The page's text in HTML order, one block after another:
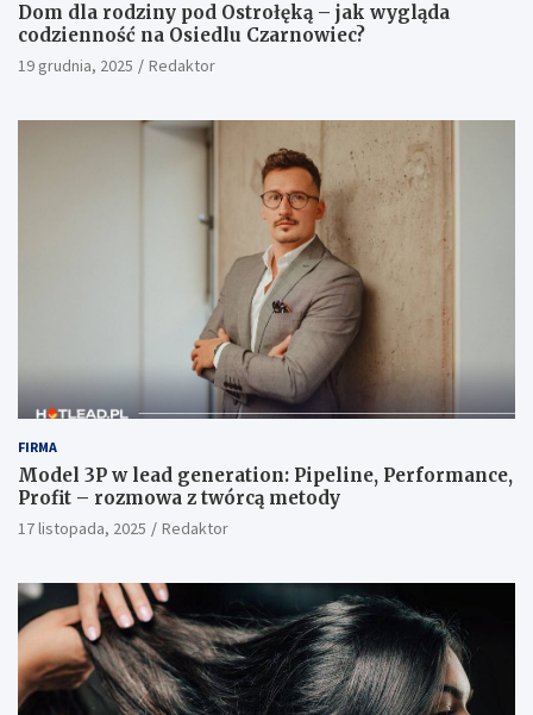
Dom dla rodziny pod Ostrołęką – jak wygląda
codzienność na Osiedlu Czarnowiec?
19 grudnia, 2025 Redaktor
FIRMA
Model 3P w lead generation: Pipeline, Performance,
Profit – rozmowa z twórcą metody
17 listopada, 2025 Redaktor